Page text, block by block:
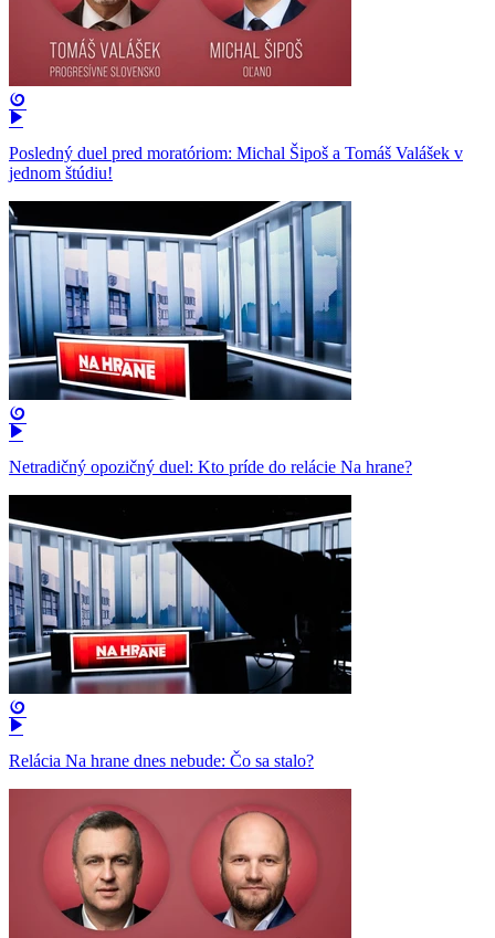
Posledný duel pred moratóriom: Michal Šipoš a Tomáš Valášek v
jednom štúdiu!
Netradičný opozičný duel: Kto príde do relácie Na hrane?
Relácia Na hrane dnes nebude: Čo sa stalo?